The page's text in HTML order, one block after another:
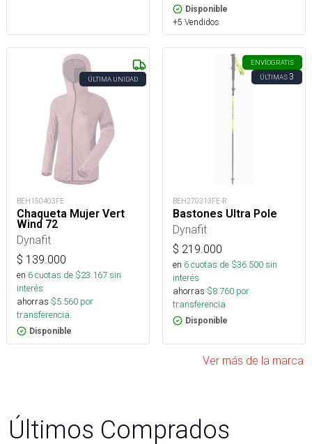
Disponible
+5 Vendidos
ÚLTIMA UNIDAD
BEH150403FE
Chaqueta Mujer Vert
Wind 72
Dynafit
$ 139.000
en 6cuotas de $23.167sin
interés
ahorras $5.560 por
transferencia.
Disponible
ENVÍOGRATIS
ÚLTIMAS3
BEH270313FE-R
Bastones Ultra Pole
Dynafit
$ 219.000
en 6cuotas de $36.500sin
interés
ahorras $8.760 por
transferencia.
Disponible
Ver más de la marca
Últimos Comprados